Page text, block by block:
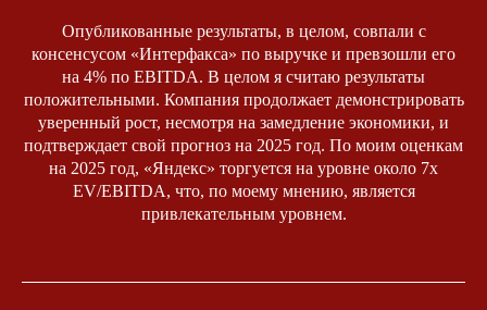
Опубликованные результаты, в целом, совпали с
консенсусом «Интерфакса» по выручке и превзошли его
на 4% по EBITDA. В целом я считаю результаты
положительными. Компания продолжает демонстрировать
уверенный рост, несмотря на замедление экономики, и
подтверждает свой прогноз на 2025 год. По моим оценкам
на 2025 год, «Яндекс» торгуется на уровне около 7x
EV/EBITDA, что, по моему мнению, является
привлекательным уровнем.